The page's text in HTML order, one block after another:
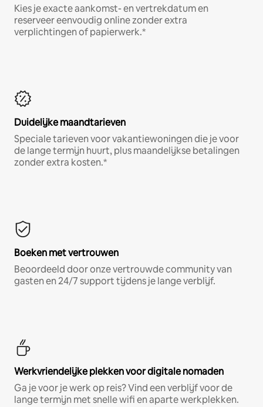
Kies je exacte aankomst- en vertrekdatum en
reserveer eenvoudig online zonder extra
verplichtingen of papierwerk.*
Duidelijke maandtarieven
Speciale tarieven voor vakantiewoningen die je voor
de lange termijn huurt, plus maandelijkse betalingen
zonder extra kosten.*
Boeken met vertrouwen
Beoordeeld door onze vertrouwde community van
gasten en 24/7 support tijdens je lange verblijf.
Werkvriendelijke plekken voor digitale nomaden
Ga je voor je werk op reis? Vind een verblijf voor de
lange termijn met snelle wifi en aparte werkplekken.